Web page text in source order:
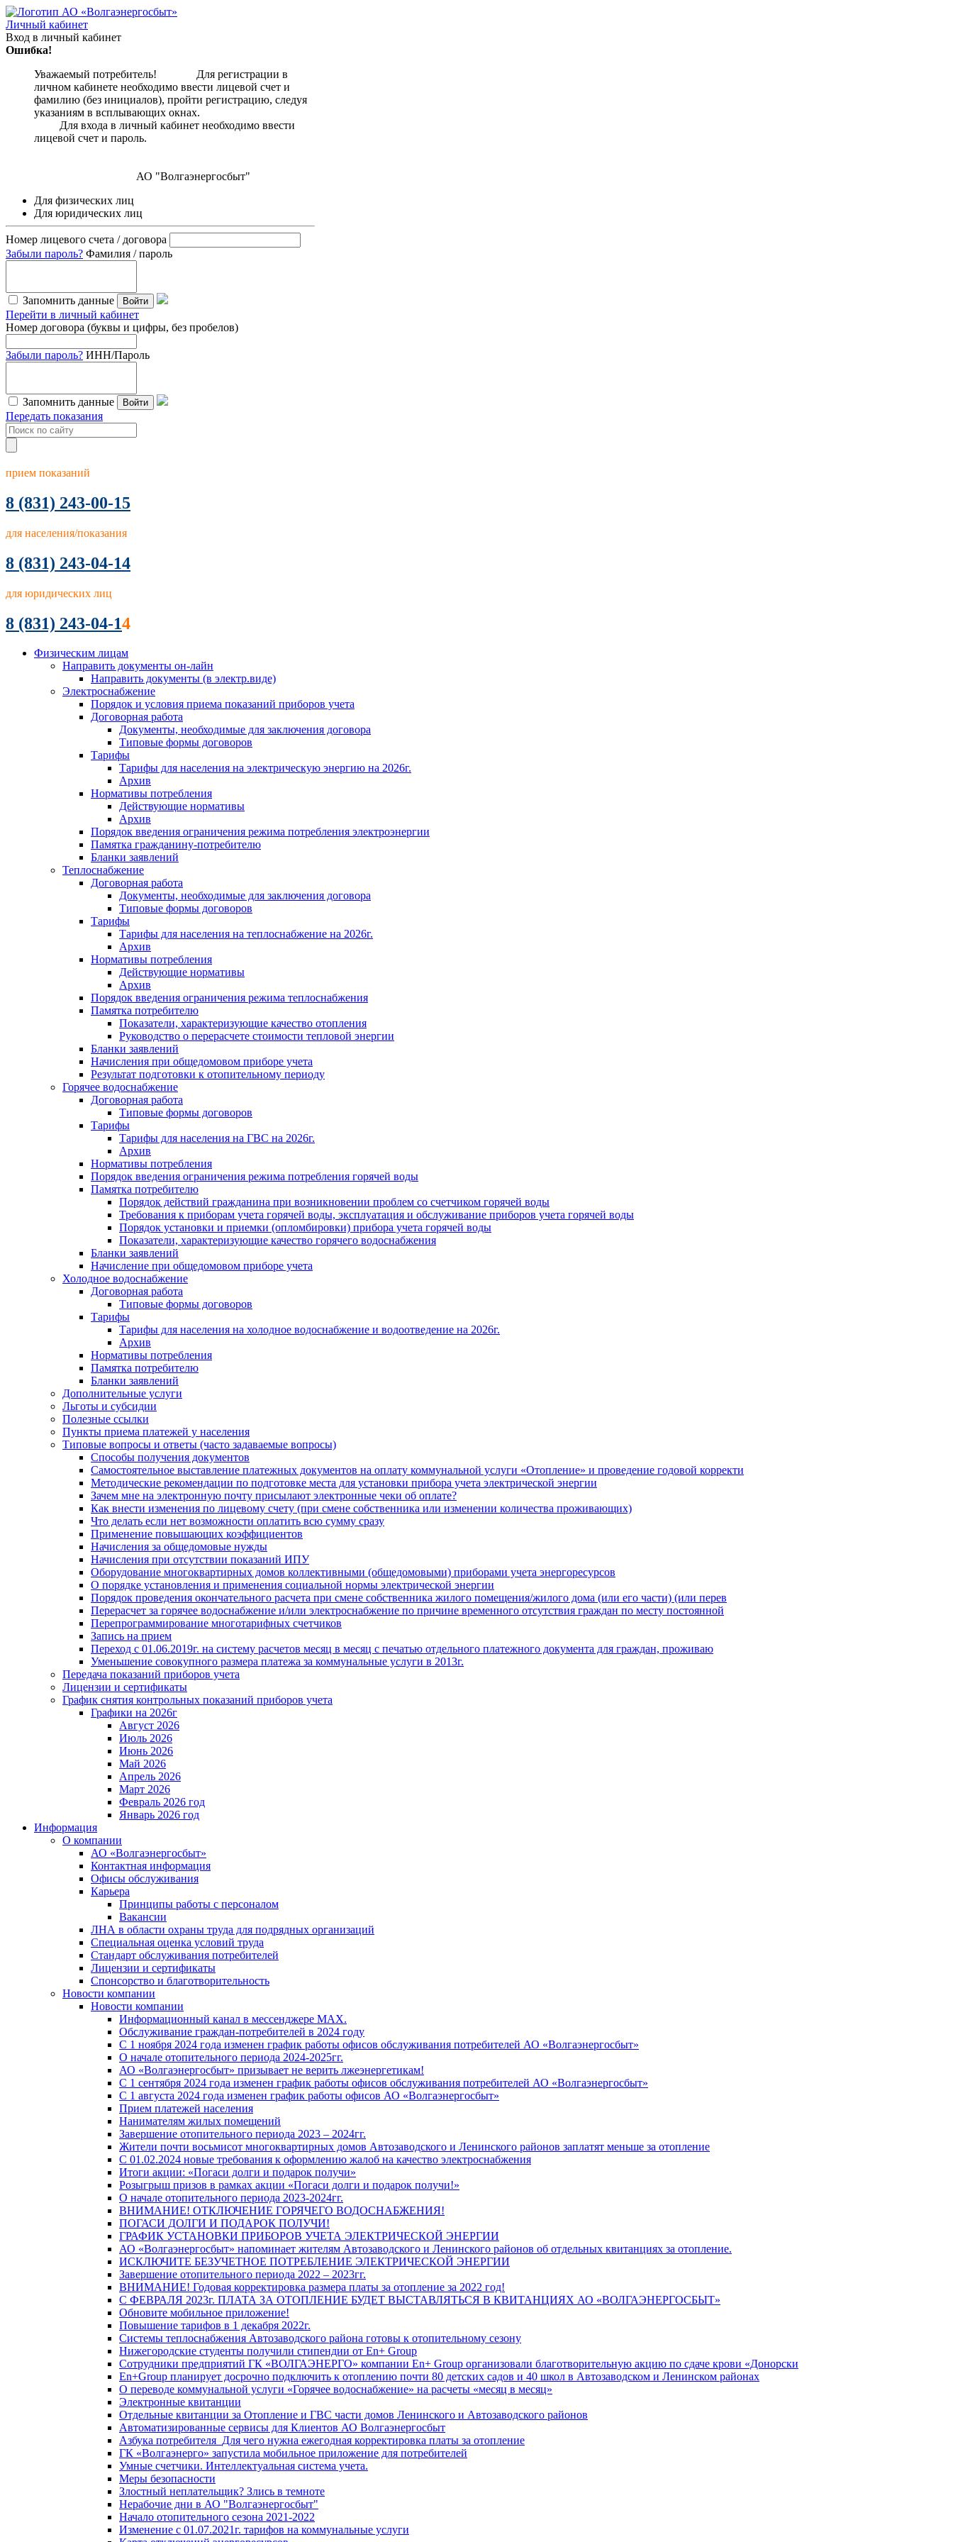
Личный кабинет
Вход в личный кабинет
Ошибка!
Уважаемый потребитель! Для регистрации в
личном кабинете необходимо ввести лицевой счет и
фамилию (без инициалов), пройти регистрацию, следуя
указаниям в всплывающих окнах.
Для входа в личный кабинет необходимо ввести
лицевой счет и пароль.
АО "Волгаэнергосбыт"
Для физических лиц
Для юридических лиц
Номер лицевого счета / договора
Забыли пароль? Фамилия / пароль
Запомнить данные Войти
Перейти в личный кабинет
Номер договора (буквы и цифры, без пробелов)
Забыли пароль? ИНН/Пароль
Запомнить данные Войти
Передать показания
прием показаний
8 (831) 243-00-15
для населения/показания
8 (831) 243-04-14
для юридических лиц
8 (831) 243-04-14
Физическим лицам
Направить документы он-лайн
Направить документы (в электр.виде)
Электроснабжение
Порядок и условия приема показаний приборов учета
Договорная работа
Документы, необходимые для заключения договора
Типовые формы договоров
Тарифы
Тарифы для населения на электрическую энергию на 2026г.
Архив
Нормативы потребления
Действующие нормативы
Архив
Порядок введения ограничения режима потребления электроэнергии
Памятка гражданину-потребителю
Бланки заявлений
Теплоснабжение
Договорная работа
Документы, необходимые для заключения договора
Типовые формы договоров
Тарифы
Тарифы для населения на теплоснабжение на 2026г.
Архив
Нормативы потребления
Действующие нормативы
Архив
Порядок введения ограничения режима теплоснабжения
Памятка потребителю
Показатели, характеризующие качество отопления
Руководство о перерасчете стоимости тепловой энергии
Бланки заявлений
Начисления при общедомовом приборе учета
Результат подготовки к отопительному периоду
Горячее водоснабжение
Договорная работа
Типовые формы договоров
Тарифы
Тарифы для населения на ГВС на 2026г.
Архив
Нормативы потребления
Порядок введения ограничения режима потребления горячей воды
Памятка потребителю
Порядок действий гражданина при возникновении проблем со счетчиком горячей воды
Требования к приборам учета горячей воды, эксплуатация и обслуживание приборов учета горячей воды
Порядок установки и приемки (опломбировки) прибора учета горячей воды
Показатели, характеризующие качество горячего водоснабжения
Бланки заявлений
Начисление при общедомовом приборе учета
Холодное водоснабжение
Договорная работа
Типовые формы договоров
Тарифы
Тарифы для населения на холодное водоснабжение и водоотведение на 2026г.
Архив
Нормативы потребления
Памятка потребителю
Бланки заявлений
Дополнительные услуги
Льготы и субсидии
Полезные ссылки
Пункты приема платежей у населения
Типовые вопросы и ответы (часто задаваемые вопросы)
Способы получения документов
Самостоятельное выставление платежных документов на оплату коммунальной услуги «Отопление» и проведение годовой корректи
Методические рекомендации по подготовке места для установки прибора учета электрической энергии
Зачем мне на электронную почту присылают электронные чеки об оплате?
Как внести изменения по лицевому счету (при смене собственника или изменении количества проживающих)
Что делать если нет возможности оплатить всю сумму сразу
Применение повышающих коэффициентов
Начисления за общедомовые нужды
Начисления при отсутствии показаний ИПУ
Оборудование многоквартирных домов коллективными (общедомовыми) приборами учета энергоресурсов
О порядке установления и применения социальной нормы электрической энергии
Порядок проведения окончательного расчета при смене собственника жилого помещения/жилого дома (или его части) (или перев
Перерасчет за горячее водоснабжение и/или электроснабжение по причине временного отсутствия граждан по месту постоянной
Перепрограммирование многотарифных счетчиков
Запись на прием
Переход с 01.06.2019г. на систему расчетов месяц в месяц с печатью отдельного платежного документа для граждан, проживаю
Уменьшение совокупного размера платежа за коммунальные услуги в 2013г.
Передача показаний приборов учета
Лицензии и сертификаты
График снятия контрольных показаний приборов учета
Графики на 2026г
Август 2026
Июль 2026
Июнь 2026
Май 2026
Апрель 2026
Март 2026
Февраль 2026 год
Январь 2026 год
Информация
О компании
АО «Волгаэнергосбыт»
Контактная информация
Офисы обслуживания
Карьера
Принципы работы с персоналом
Вакансии
ЛНА в области охраны труда для подрядных организаций
Специальная оценка условий труда
Стандарт обслуживания потребителей
Лицензии и сертификаты
Спонсорство и благотворительность
Новости компании
Новости компании
Информационный канал в мессенджере MAX.
Обслуживание граждан-потребителей в 2024 году
С 1 ноября 2024 года изменен график работы офисов обслуживания потребителей АО «Волгаэнергосбыт»
О начале отопительного периода 2024-2025гг.
АО «Волгаэнергосбыт» призывает не верить лжеэнергетикам!
С 1 сентября 2024 года изменен график работы офисов обслуживания потребителей АО «Волгаэнергосбыт»
С 1 августа 2024 года изменен график работы офисов АО «Волгаэнергосбыт»
Прием платежей населения
Нанимателям жилых помещений
Завершение отопительного периода 2023 – 2024гг.
Жители почти восьмисот многоквартирных домов Автозаводского и Ленинского районов заплатят меньше за отопление
С 01.02.2024 новые требования к оформлению жалоб на качество электроснабжения
Итоги акции: «Погаси долги и подарок получи»
Розыгрыш призов в рамках акции «Погаси долги и подарок получи!»
О начале отопительного периода 2023-2024гг.
ВНИМАНИЕ! ОТКЛЮЧЕНИЕ ГОРЯЧЕГО ВОДОСНАБЖЕНИЯ!
ПОГАСИ ДОЛГИ И ПОДАРОК ПОЛУЧИ!
ГРАФИК УСТАНОВКИ ПРИБОРОВ УЧЕТА ЭЛЕКТРИЧЕСКОЙ ЭНЕРГИИ
АО «Волгаэнергосбыт» напоминает жителям Автозаводского и Ленинского районов об отдельных квитанциях за отопление.
ИСКЛЮЧИТЕ БЕЗУЧЕТНОЕ ПОТРЕБЛЕНИЕ ЭЛЕКТРИЧЕСКОЙ ЭНЕРГИИ
Завершение отопительного периода 2022 – 2023гг.
ВНИМАНИЕ! Годовая корректировка размера платы за отопление за 2022 год!
С ФЕВРАЛЯ 2023г. ПЛАТА ЗА ОТОПЛЕНИЕ БУДЕТ ВЫСТАВЛЯТЬСЯ В КВИТАНЦИЯХ АО «ВОЛГАЭНЕРГОСБЫТ»
Обновите мобильное приложение!
Повышение тарифов в 1 декабря 2022г.
Системы теплоснабжения Автозаводского района готовы к отопительному сезону
Нижегородские студенты получили стипендии от En+ Group
Сотрудники предприятий ГК «ВОЛГАЭНЕРГО» компании En+ Group организовали благотворительную акцию по сдаче крови «Донорски
En+Group планирует досрочно подключить к отоплению почти 80 детских садов и 40 школ в Автозаводском и Ленинском районах
О переводе коммунальной услуги «Горячее водоснабжение» на расчеты «месяц в месяц»
Электронные квитанции
Отдельные квитанции за Отопление и ГВС части домов Ленинского и Автозаводского районов
Автоматизированные сервисы для Клиентов АО Волгаэнергосбыт
Азбука потребителя_Для чего нужна ежегодная корректировка платы за отопление
ГК «Волгаэнерго» запустила мобильное приложение для потребителей
Умные счетчики. Интеллектуальная система учета.
Меры безопасности
Злостный неплательщик? Злись в темноте
Нерабочие дни в АО "Волгаэнергосбыт"
Начало отопительного сезона 2021-2022
Изменение с 01.07.2021г. тарифов на коммунальные услуги